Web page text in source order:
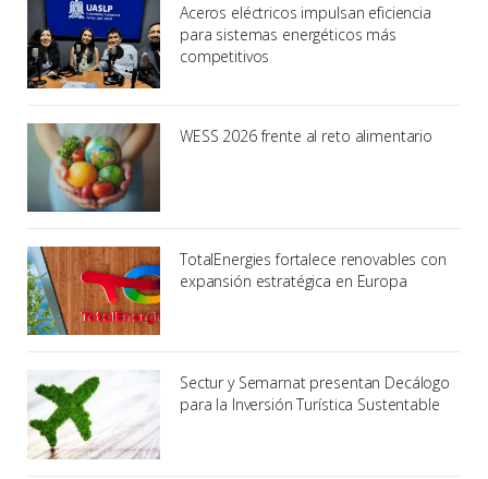
Aceros eléctricos impulsan eficiencia
para sistemas energéticos más
competitivos
WESS 2026 frente al reto alimentario
TotalEnergies fortalece renovables con
expansión estratégica en Europa
Sectur y Semarnat presentan Decálogo
para la Inversión Turística Sustentable